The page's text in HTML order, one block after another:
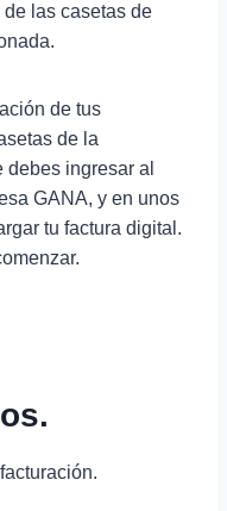
las casetas de
de tus
de la
ingresar al
GANA, y en unos
tu factura digital.